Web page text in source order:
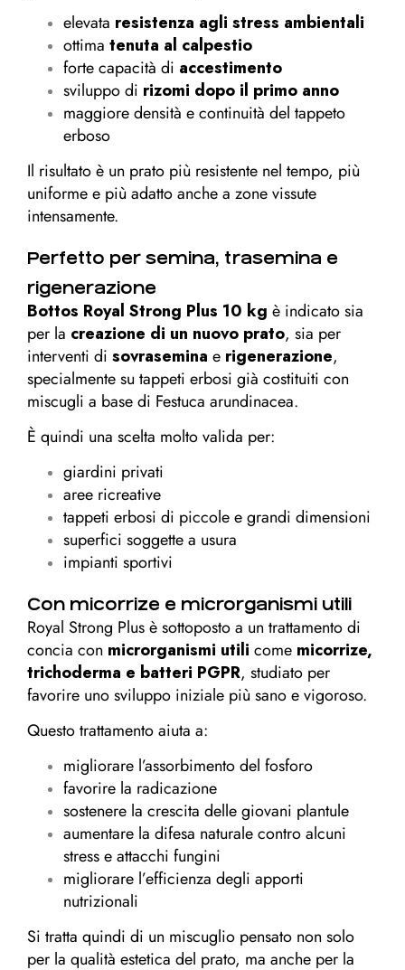
elevata resistenza agli stress ambientali
ottima tenuta al calpestio
forte capacità di accestimento
sviluppo di rizomi dopo il primo anno
maggiore densità e continuità del tappeto
erboso
Il risultato è un prato più resistente nel tempo, più
uniforme e più adatto anche a zone vissute
intensamente.
Perfetto per semina, trasemina e
rigenerazione
Bottos Royal Strong Plus 10 kg è indicato sia
per la creazione di un nuovo prato, sia per
interventi di sovrasemina e rigenerazione,
specialmente su tappeti erbosi già costituiti con
miscugli a base di Festuca arundinacea.
È quindi una scelta molto valida per:
giardini privati
aree ricreative
tappeti erbosi di piccole e grandi dimensioni
superfici soggette a usura
impianti sportivi
Con micorrize e microrganismi utili
Royal Strong Plus è sottoposto a un trattamento di
concia con microrganismi utili come micorrize,
trichoderma e batteri PGPR, studiato per
favorire uno sviluppo iniziale più sano e vigoroso.
Questo trattamento aiuta a:
migliorare l’assorbimento del fosforo
favorire la radicazione
sostenere la crescita delle giovani plantule
aumentare la difesa naturale contro alcuni
stress e attacchi fungini
migliorare l’efficienza degli apporti
nutrizionali
Si tratta quindi di un miscuglio pensato non solo
per la qualità estetica del prato, ma anche per la